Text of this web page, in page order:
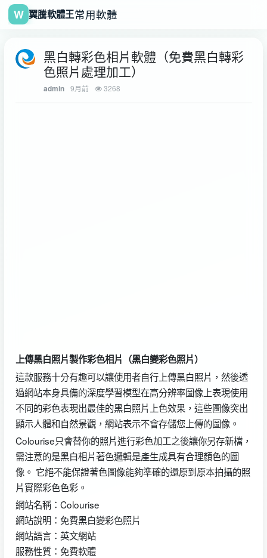
W 翼騰軟體王常用軟體
黑白轉彩色相片軟體（免費黑白轉彩
色照片處理加工）
admin 9月前 3268
上傳黑白照片製作彩色相片（黑白變彩色照片）
這款服務十分有趣可以讓使用者自行上傳黑白照片，然後透
過網站本身具備的深度學習模型在高分辨率圖像上表現使用
不同的彩色表現出最佳的黑白照片上色效果，這些圖像突出
顯示人體和自然景觀，網站表示不會存儲您上傳的圖像。
Colourise只會替你的照片進行彩色加工之後讓你另存新檔，
需注意的是黑白相片著色邏輯是產生成具有合理顏色的圖
像。 它絕不能保證著色圖像能夠準確的還原到原本拍攝的照
片實際彩色色彩。
網站名稱：Colourise
網站說明：免費黑白變彩色照片
網站語言：英文網站
服務性質：免費軟體